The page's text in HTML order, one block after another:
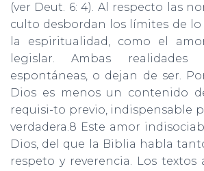
(ver Deut. 6: 4). Al respecto las
culto desbordan los límites de
la espiritualidad, como el
legislar. Ambas
espontáneas, o dejan de ser.
Dios es menos un contenido
requisi-to previo, indispensable
verdadera.8 Este amor
Dios, del que la Biblia habla
respeto y reverencia. Los textos